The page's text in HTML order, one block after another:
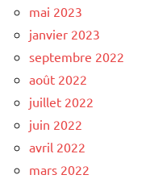
mai 2023
janvier 2023
septembre 2022
août 2022
juillet 2022
juin 2022
avril 2022
mars 2022